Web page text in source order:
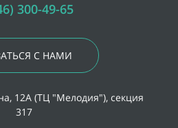
300-49-65
С НАМИ
12А (ТЦ "Мелодия"), секция
317